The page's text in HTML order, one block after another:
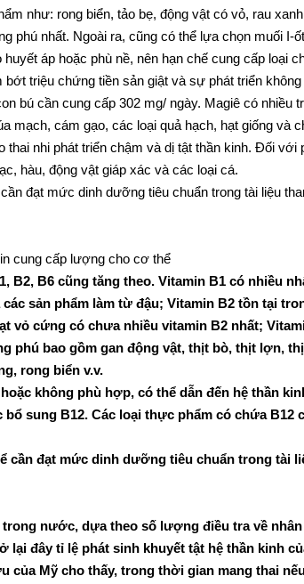
như: rong biển, tảo bẹ, động vật có vỏ, rau
phú nhất. Ngoài ra, cũng có thể lựa chọn muối I-
áp hoặc phù nề, nên hạn chế cung cấp loại
triệu chứng tiền sản giật và sự phát triển
bú cần cung cấp 302 mg/ ngày. Magiê có nhiều
mạch, cám gạo, các loại quả hạch, hạt giống và
nhi phát triển chậm và dị tật thần kinh. Đối
hàu, động vật giáp xác và các loại cá.
đạt mức dinh dưỡng tiêu chuẩn trong tài liệu
cung cấp lượng cho cơ thể
B2, B6 cũng tăng theo. Vitamin B1 có nhiều
sản phẩm làm từ đậu; Vitamin B2 tồn tại
vỏ cứng có chưa nhiều vitamin B2 nhất;
bao gồm gan động vật, thịt bò, thịt lợn,
rong biển v.v.
không phù hợp, có thể dẫn đến hệ thần
sung B12. Các loại thực phẩm có chứa B12
cần đạt mức dinh dưỡng tiêu chuẩn trong tài
nước, dựa theo số lượng điều tra về
lại đây tỉ lệ phát sinh khuyết tật hệ thần kinh
của Mỹ cho thấy, trong thời gian mang thai